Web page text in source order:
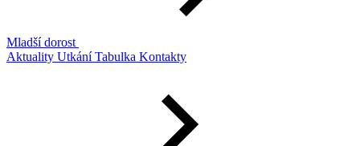
Mladší dorost
Aktuality UtkáníTabulka Kontakty